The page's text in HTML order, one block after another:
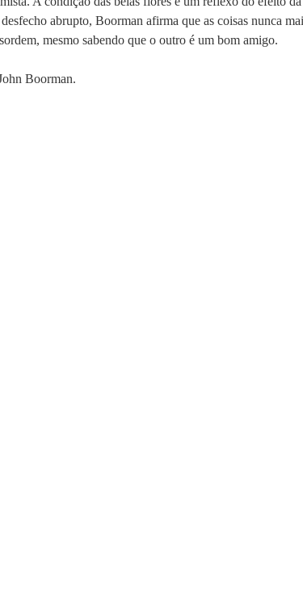
abrupto, Boorman afirma que as coisas nunca
mesmo sabendo que o outro é um bom amigo.
Boorman.